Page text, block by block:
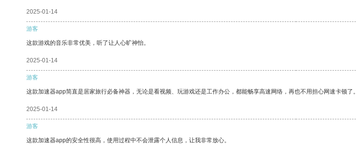
2025-01-14
游客
这款游戏的音乐非常优美，听了让人心旷神怡。
2025-01-14
游客
这款加速器app简直是居家旅行必备神器，无论是看视频、玩游戏还是工作办公，都能畅享高速网络，再也不用担心网速卡顿了。
2025-01-14
游客
这款加速器app的安全性很高，使用过程中不会泄露个人信息，让我非常放心。